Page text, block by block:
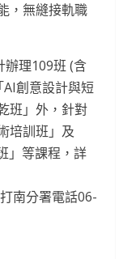
，無縫接軌職
理109班 (含
創意設計與短
班」外，針對
培訓班」及
」等課程，詳
南分署電話06-